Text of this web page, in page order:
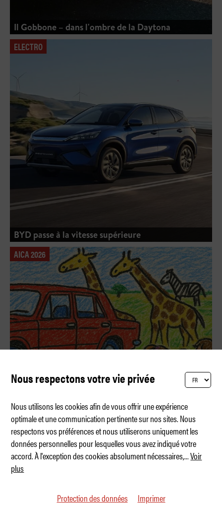
Il Gobbone – dans l'ombre de la Daytona
ELECTRO
BYD passe à la vitesse supérieure
AICA 2026
Meilleure voiture pour grandes familles
Nous respectons votre vie privée
Nous utilisons les cookies afin de vous offrir une expérience
optimale et une communication pertinente sur nos sites. Nous
respectons vos préférences et nous utiliserons uniquement les
données personnelles pour lesquelles vous avez indiqué votre
accord. À l'exception des cookies absolument nécessaires,...Voir
plus
Protection des données Imprimer